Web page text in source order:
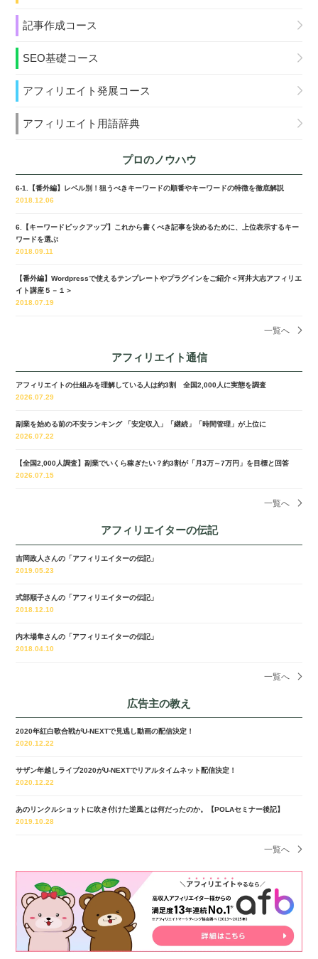
記事作成コース
SEO基礎コース
アフィリエイト発展コース
アフィリエイト用語辞典
プロのノウハウ
6-1.【番外編】レベル別！狙うべきキーワードの順番やキーワードの特徴を徹底解説
2018.12.06
6.【キーワードピックアップ】これから書くべき記事を決めるために、上位表示するキー
ワードを選ぶ
2018.09.11
【番外編】Wordpressで使えるテンプレートやプラグインをご紹介＜河井大志アフィリエ
イト講座５－１＞
2018.07.19
一覧へ
アフィリエイト通信
アフィリエイトの仕組みを理解している人は約3割 全国2,000人に実態を調査
2026.07.29
副業を始める前の不安ランキング 「安定収入」「継続」「時間管理」が上位に
2026.07.22
【全国2,000人調査】副業でいくら稼ぎたい？約3割が「月3万～7万円」を目標と回答
2026.07.15
一覧へ
アフィリエイターの伝記
吉岡政人さんの「アフィリエイターの伝記」
2019.05.23
式部順子さんの「アフィリエイターの伝記」
2018.12.10
内木場隼さんの「アフィリエイターの伝記」
2018.04.10
一覧へ
広告主の教え
2020年紅白歌合戦がU-NEXTで見逃し動画の配信決定！
2020.12.22
サザン年越しライブ2020がU-NEXTでリアルタイムネット配信決定！
2020.12.22
あのリンクルショットに吹き付けた逆風とは何だったのか。【POLAセミナー後記】
2019.10.28
一覧へ